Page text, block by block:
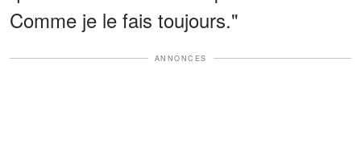
Comme je le fais toujours."
ANNONCES